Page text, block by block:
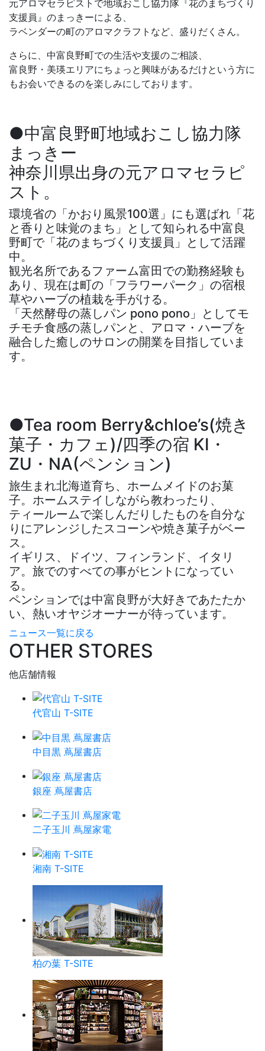
元アロマセラピストで地域おこし協力隊『花のまちづくり
支援員』のまっきーによる、
ラベンダーの町のアロマクラフトなど、盛りだくさん。
さらに、中富良野町での生活や支援のご相談、
富良野・美瑛エリアにちょっと興味があるだけという方に
もお会いできるのを楽しみにしております。
●中富良野町地域おこし協力隊
まっきー
神奈川県出身の元アロマセラピ
スト。
環境省の「かおり風景100選」にも選ばれ「花
と香りと味覚のまち」として知られる中富良
野町で「花のまちづくり支援員」として活躍
中。
観光名所であるファーム富田での勤務経験も
あり、現在は町の「フラワーパーク」の宿根
草やハーブの植栽を手がける。
「天然酵母の蒸しパン pono pono」としてモ
チモチ食感の蒸しパンと、アロマ・ハーブを
融合した癒しのサロンの開業を目指していま
す。
●Tea room Berry&chloe’s(焼き
菓子・カフェ)/四季の宿 KI・
ZU・NA(ペンション)
旅生まれ北海道育ち、ホームメイドのお菓
子。ホームステイしながら教わったり、
ティールームで楽しんだりしたものを自分な
りにアレンジしたスコーンや焼き菓子がベー
ス。
イギリス、ドイツ、フィンランド、イタリ
ア。旅でのすべての事がヒントになってい
る。
ペンションでは中富良野が大好きであたたか
い、熱いオヤジオーナーが待っています。
ニュース一覧に戻る
OTHER STORES
他店舗情報
代官山 T-SITE
中目黒 蔦屋書店
銀座 蔦屋書店
二子玉川 蔦屋家電
湘南 T-SITE
柏の葉 T-SITE